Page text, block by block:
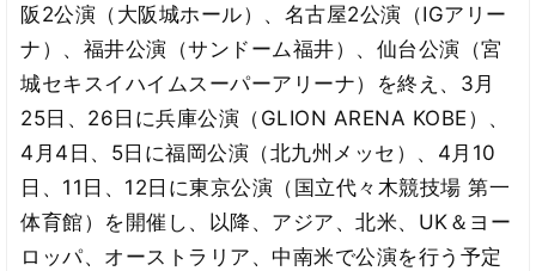
阪2公演（大阪城ホール）、名古屋2公演（IGアリー
ナ）、福井公演（サンドーム福井）、仙台公演（宮
城セキスイハイムスーパーアリーナ）を終え、3月
25日、26日に兵庫公演（GLION ARENA KOBE）、
4月4日、5日に福岡公演（北九州メッセ）、4月10
日、11日、12日に東京公演（国立代々木競技場 第一
体育館）を開催し、以降、アジア、北米、UK＆ヨー
ロッパ、オーストラリア、中南米で公演を行う予定